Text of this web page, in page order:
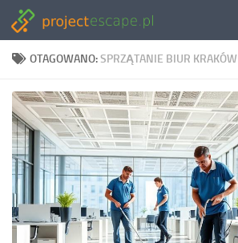
Skip to content
OTAGOWANO:SPRZĄTANIE BIUR KRAKÓW